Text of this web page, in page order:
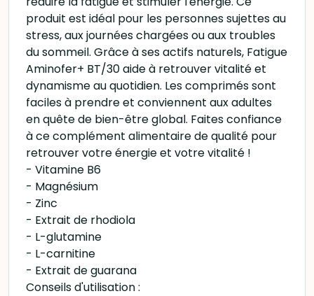
produit est idéal pour les personnes sujettes au
stress, aux journées chargées ou aux troubles
du sommeil. Grâce à ses actifs naturels, Fatigue
Aminofer+ BT/30 aide à retrouver vitalité et
dynamisme au quotidien. Les comprimés sont
faciles à prendre et conviennent aux adultes
en quête de bien-être global. Faites confiance
à ce complément alimentaire de qualité pour
retrouver votre énergie et votre vitalité !
- Vitamine B6
- Magnésium
- Zinc
- Extrait de rhodiola
- L-glutamine
- L-carnitine
- Extrait de guarana
Conseils d'utilisation :